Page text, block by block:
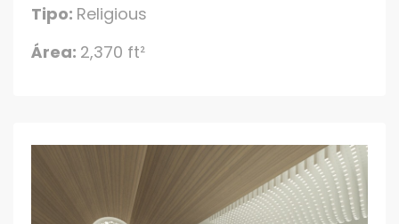
Tipo: Religious
Área: 2,370 ft²